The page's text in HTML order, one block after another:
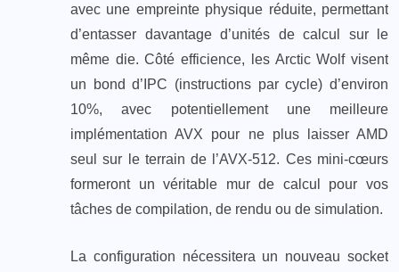
avec une empreinte physique réduite, permettant
d’entasser davantage d’unités de calcul sur le
même die. Côté efficience, les Arctic Wolf visent
un bond d’IPC (instructions par cycle) d’environ
10%, avec potentiellement une meilleure
implémentation AVX pour ne plus laisser AMD
seul sur le terrain de l’AVX-512. Ces mini-cœurs
formeront un véritable mur de calcul pour vos
tâches de compilation, de rendu ou de simulation.
La configuration nécessitera un nouveau socket